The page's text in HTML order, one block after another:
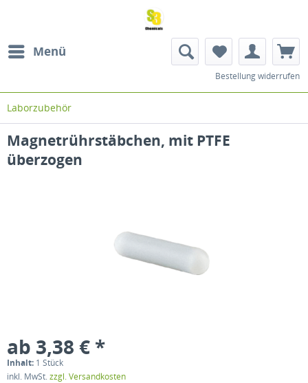
Menü
Bestellung widerrufen
Laborzubehör
Magnetrührstäbchen, mit PTFE
überzogen
ab 3,38 € *
Inhalt: 1 Stück
inkl. MwSt.zzgl. Versandkosten